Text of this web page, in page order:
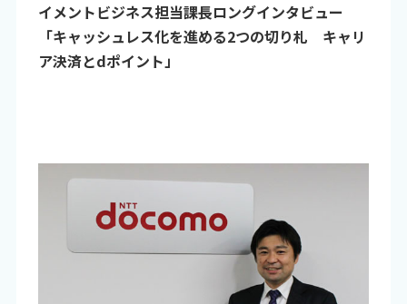
イメントビジネス担当課長ロングインタビュー
「キャッシュレス化を進める2つの切り札 キャリ
ア決済とdポイント」